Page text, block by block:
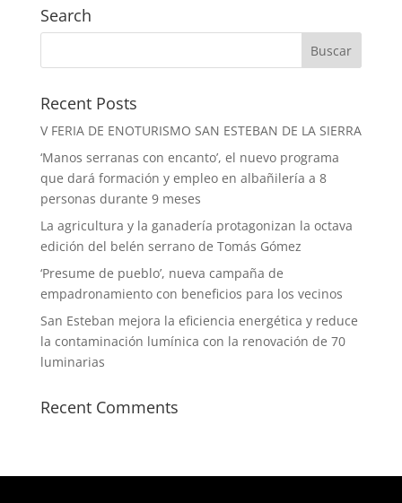
Search
Recent Posts
V FERIA DE ENOTURISMO SAN ESTEBAN DE LA SIERRA
‘Manos serranas con encanto’, el nuevo programa
que dará formación y empleo en albañilería a 8
personas durante 9 meses
La agricultura y la ganadería protagonizan la octava
edición del belén serrano de Tomás Gómez
‘Presume de pueblo’, nueva campaña de
empadronamiento con beneficios para los vecinos
San Esteban mejora la eficiencia energética y reduce
la contaminación lumínica con la renovación de 70
luminarias
Recent Comments